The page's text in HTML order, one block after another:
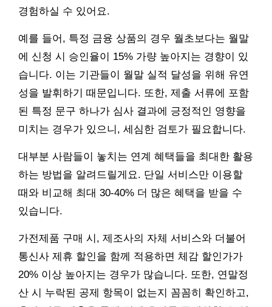
경험하실 수 있어요.
예를 들어, 특정 금융 상품의 경우 월초보다는 월말
에 신청 시 승인율이 15% 가량 높아지는 경향이 있
습니다. 이는 기관들이 월말 실적 달성을 위해 유연
성을 발휘하기 때문입니다. 또한, 제출 서류에 포함
된 특정 문구 하나가 심사 결과에 긍정적인 영향을
미치는 경우가 있으니, 세심한 검토가 필요합니다.
대부분 사람들이 놓치는 연계 혜택들을 최대한 활용
하는 방법을 알려드릴게요. 단일 서비스만 이용할
때와 비교해 최대 30-40% 더 많은 혜택을 받을 수
있습니다.
가전제품 구매 시, 제조사의 자체 서비스와 더불어
통신사 제휴 할인을 함께 적용하면 체감 할인가가
20% 이상 높아지는 경우가 많습니다. 또한, 연말정
산 시 누락된 공제 항목이 없는지 꼼꼼히 확인하고,